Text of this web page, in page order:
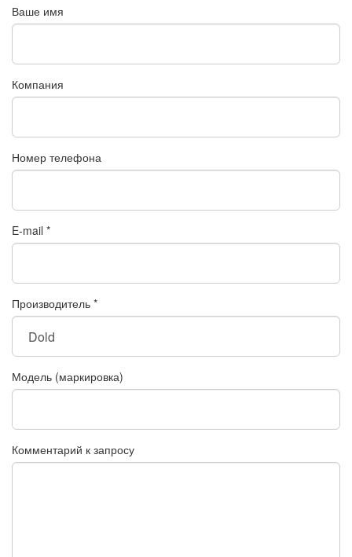
Ваше имя
Компания
Номер телефона
E-mail *
Производитель *
Модель (маркировка)
Комментарий к запросу